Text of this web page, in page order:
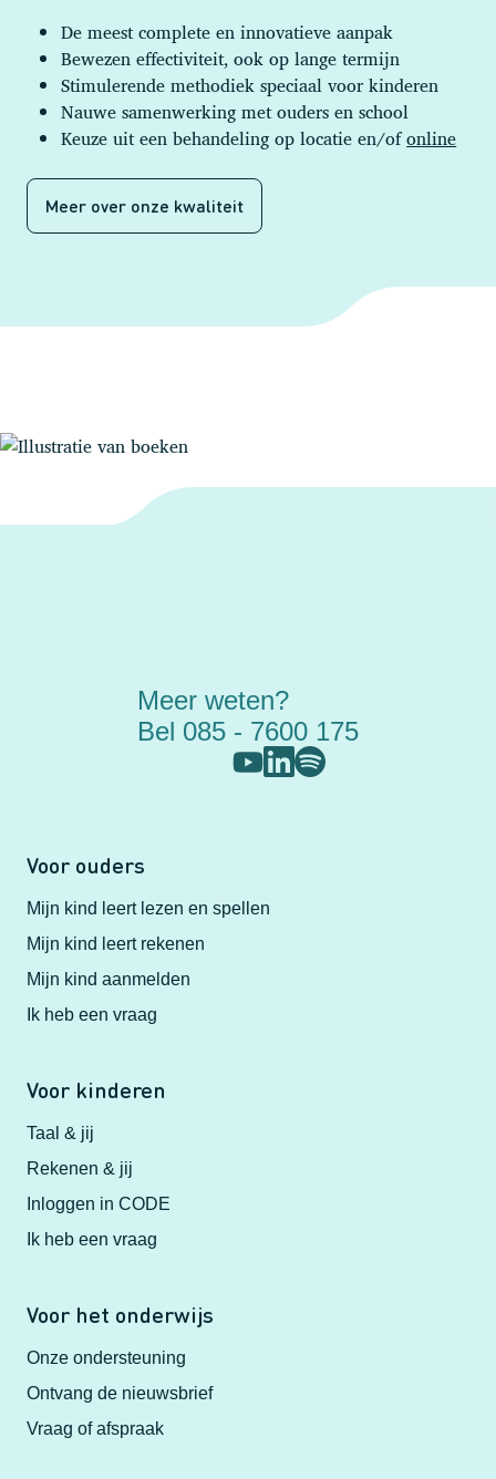
De meest complete en innovatieve aanpak
Bewezen effectiviteit, ook op lange termijn
Stimulerende methodiek speciaal voor kinderen
Nauwe samenwerking met ouders en school
Keuze uit een behandeling op locatie en/ofonline
Meer over onze kwaliteit
Meer weten?
Bel 085 - 7600 175
Voor ouders
Mijn kind leert lezen en spellen
Mijn kind leert rekenen
Mijn kind aanmelden
Ik heb een vraag
Voor kinderen
Taal & jij
Rekenen & jij
Inloggen in CODE
Ik heb een vraag
Voor het onderwijs
Onze ondersteuning
Ontvang de nieuwsbrief
Vraag of afspraak